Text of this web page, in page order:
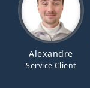
Alexandre
Service Client